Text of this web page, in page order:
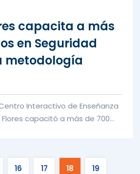
capacita a más
en Seguridad
metodología
Interactivo de Enseñanza
Flores capacitó a más de 700
16 17 18 19